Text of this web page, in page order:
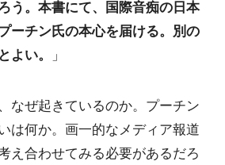
う。本書にて、国際音痴の日本
ーチン氏の本心を届ける。別の
よい。
」
なぜ起きているのか。プーチン
は何か。画一的なメディア報道
え合わせてみる必要があるだろ